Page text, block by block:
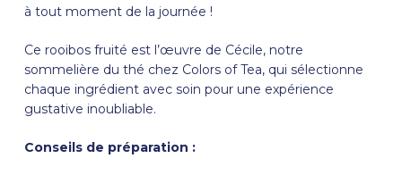
à tout moment de la journée !
Ce rooibos fruité est l’œuvre de Cécile, notre
sommelière du thé chez Colors of Tea, qui sélectionne
chaque ingrédient avec soin pour une expérience
gustative inoubliable.
Conseils de préparation :